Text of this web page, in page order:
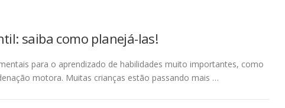
saiba como planejá-las!
para o aprendizado de habilidades muito importantes, como
motora. Muitas crianças estão passando mais …